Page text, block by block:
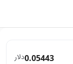
0.05443دلار